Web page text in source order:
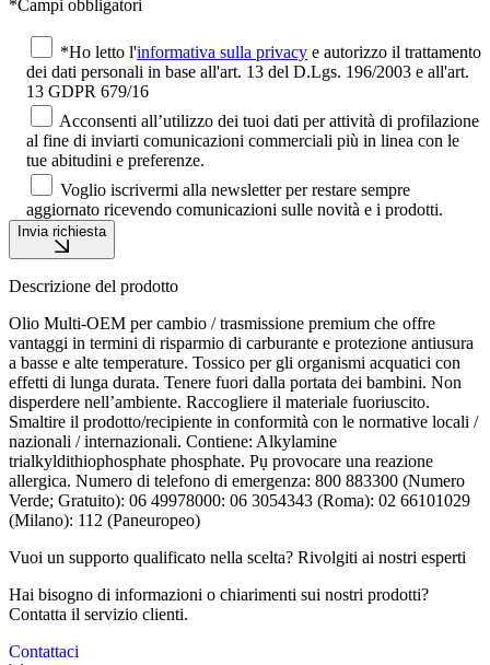
*Campi obbligatori
*Ho letto l'informativa sulla privacy e autorizzo il trattamento
dei dati personali in base all'art. 13 del D.Lgs. 196/2003 e all'art.
13 GDPR 679/16
Acconsenti all’utilizzo dei tuoi dati per attività di profilazione
al fine di inviarti comunicazioni commerciali più in linea con le
tue abitudini e preferenze.
Voglio iscrivermi alla newsletter per restare sempre
aggiornato ricevendo comunicazioni sulle novità e i prodotti.
Invia richiesta
Descrizione del prodotto
Olio Multi-OEM per cambio / trasmissione premium che offre
vantaggi in termini di risparmio di carburante e protezione antiusura
a basse e alte temperature. Tossico per gli organismi acquatici con
effetti di lunga durata. Tenere fuori dalla portata dei bambini. Non
disperdere nell’ambiente. Raccogliere il materiale fuoriuscito.
Smaltire il prodotto/recipiente in conformità con le normative locali /
nazionali / internazionali. Contiene: Alkylamine
trialkyldithiophosphate phosphate. Pụ provocare una reazione
allergica. Numero di telefono di emergenza: 800 883300 (Numero
Verde; Gratuito): 06 49978000: 06 3054343 (Roma): 02 66101029
(Milano): 112 (Paneuropeo)
Vuoi un supporto qualificato nella scelta? Rivolgiti ai nostri esperti
Hai bisogno di informazioni o chiarimenti sui nostri prodotti?
Contatta il servizio clienti.
Contattaci